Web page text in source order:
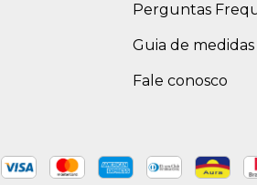
Perguntas
Guia de medidas
Fale conosco